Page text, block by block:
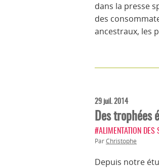
dans la presse
des
ancestraux, les
29 juil. 2014
Des trophées
#ALIMENTATION DES
ParChristophe
Depuis notre